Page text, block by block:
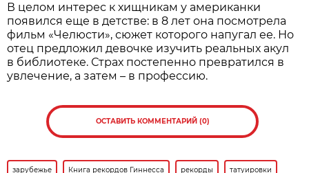
В целом интерес к хищникам у американки
появился еще в детстве: в 8 лет она посмотрела
фильм «Челюсти», сюжет которого напугал ее. Но
отец предложил девочке изучить реальных акул
в библиотеке. Страх постепенно превратился в
увлечение, а затем – в профессию.
ОСТАВИТЬ КОММЕНТАРИЙ (0)
зарубежье Книга рекордов Гиннесса рекорды татуировки